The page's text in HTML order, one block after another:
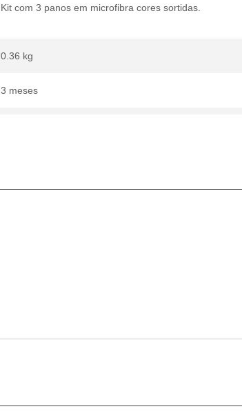
Kit com 3 panos em microfibra cores sortidas.
0.36 kg
3 meses